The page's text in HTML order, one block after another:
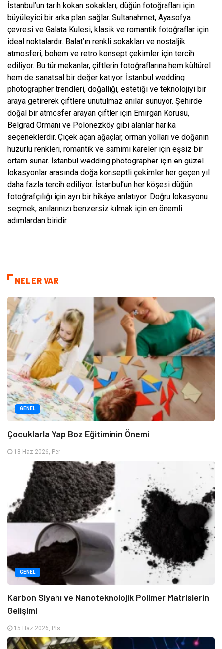
İstanbul’un tarih kokan sokakları, düğün fotoğrafları için
büyüleyici bir arka plan sağlar. Sultanahmet, Ayasofya
çevresi ve Galata Kulesi, klasik ve romantik fotoğraflar için
ideal noktalardır. Balat’ın renkli sokakları ve nostaljik
atmosferi, bohem ve retro konsept çekimler için tercih
ediliyor. Bu tür mekanlar, çiftlerin fotoğraflarına hem kültürel
hem de sanatsal bir değer katıyor. İstanbul wedding
photographer trendleri, doğallığı, estetiği ve teknolojiyi bir
araya getirerek çiftlere unutulmaz anılar sunuyor. Şehirde
doğal bir atmosfer arayan çiftler için Emirgan Korusu,
Belgrad Ormanı ve Polonezköy gibi alanlar harika
seçeneklerdir. Çiçek açan ağaçlar, orman yolları ve doğanın
huzurlu renkleri, romantik ve samimi kareler için eşsiz bir
ortam sunar. İstanbul wedding photographer için en güzel
lokasyonlar arasında doğa konseptli çekimler her geçen yıl
daha fazla tercih ediliyor. İstanbul’un her köşesi düğün
fotoğrafçılığı için ayrı bir hikâye anlatıyor. Doğru lokasyonu
seçmek, anılarınızı benzersiz kılmak için en önemli
adımlardan biridir.
NELER VAR
GENEL
Çocuklarla Yap Boz Eğitiminin Önemi
18 Haz 2026, Per
GENEL
Karbon Siyahı ve Nanoteknolojik Polimer Matrislerin
Gelişimi
15 Haz 2026, Pts